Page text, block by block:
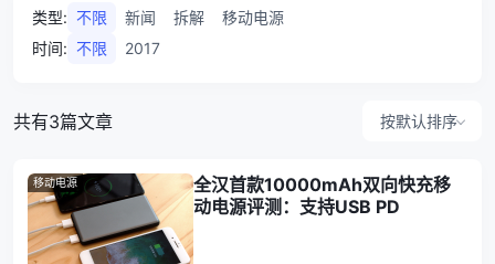
类型: 不限 新闻 拆解
移动电源
时间: 不限 2017
共有3篇文章 按默认排序
移动电源
全汉首款10000mAh双向快充移
动电源评测：支持USB PD